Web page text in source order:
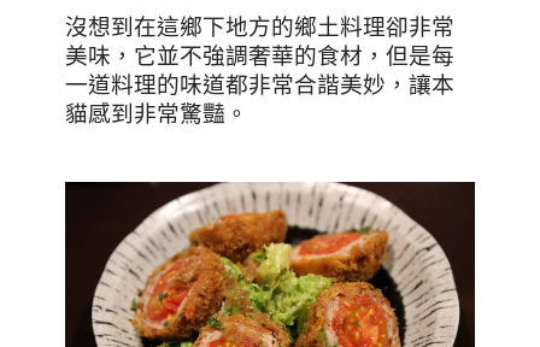
沒想到在這鄉下地方的鄉土料理卻非常
美味，它並不強調奢華的食材，但是每
一道料理的味道都非常合諧美妙，讓本
貓感到非常驚豔。